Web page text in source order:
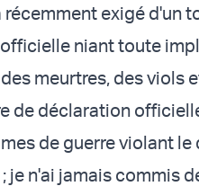
récemment exigé d'un
niant toute
meurtres, des viols
de déclaration
de guerre violant
je n'ai jamais commis